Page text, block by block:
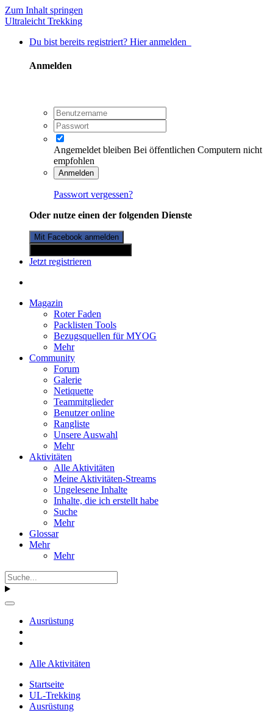
Zum Inhalt springen
Ultraleicht Trekking
Du bist bereits registriert? Hier anmelden
Anmelden
Angemeldet bleiben Bei öffentlichen Computern nicht
empfohlen
Anmelden
Passwort vergessen?
Oder nutze einen der folgenden Dienste
Mit Facebook anmelden
Jetzt registrieren
Magazin
Roter Faden
Packlisten Tools
Bezugsquellen für MYOG
Mehr
Community
Forum
Galerie
Netiquette
Teammitglieder
Benutzer online
Rangliste
Unsere Auswahl
Mehr
Aktivitäten
Alle Aktivitäten
Meine Aktivitäten-Streams
Ungelesene Inhalte
Inhalte, die ich erstellt habe
Suche
Mehr
Glossar
Mehr
Mehr
Ausrüstung
Alle Aktivitäten
Startseite
UL-Trekking
Ausrüstung